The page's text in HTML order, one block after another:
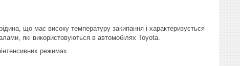
що має високу температуру закипання і характеризується
які використовуються в автомобілях Toyota.
режимах.